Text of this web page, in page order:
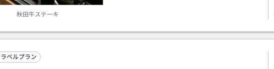
秋田牛ステーキ
ベルプラン